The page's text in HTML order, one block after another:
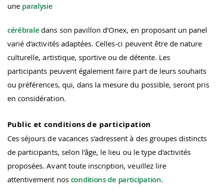
une paralysie
cérébrale dans son pavillon d'Onex, en proposant un panel
varié d'activités adaptées. Celles-ci peuvent être de nature
culturelle, artistique, sportive ou de détente. Les
participants peuvent également faire part de leurs souhaits
ou préférences, qui, dans la mesure du possible, seront pris
en considération.
Public et conditions de participation
Ces séjours de vacances s'adressent à des groupes distincts
de participants, selon l'âge, le lieu ou le type d'activités
proposées. Avant toute inscription, veuillez lire
attentivement nos conditions de participation.